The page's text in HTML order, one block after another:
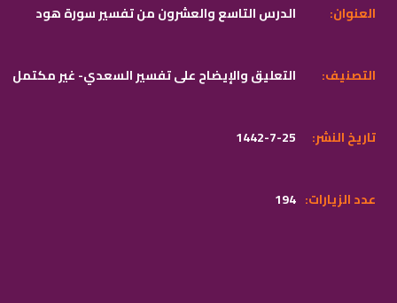
الدرس التاسع والعشرون من تفسير سورة هود :العنوان
التعليق والإيضاح على تفسير السعدي- غير مكتمل :التصنيف
1442-7-25 :تاريخ النشر
194 :عدد الزيارات